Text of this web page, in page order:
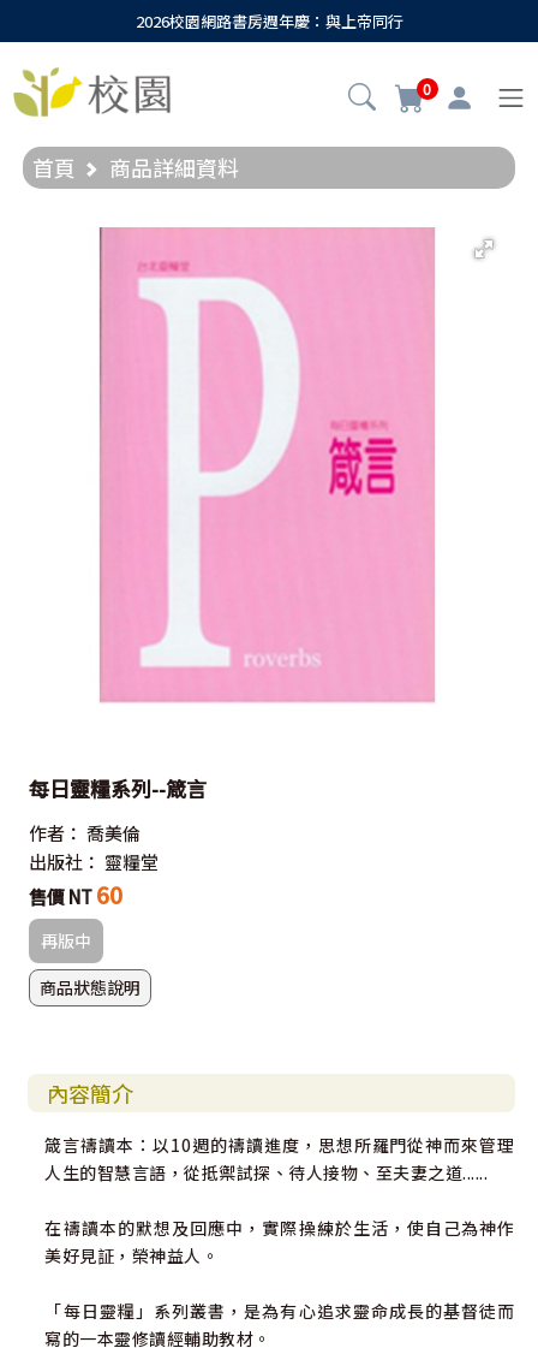
2026校園網路書房週年慶：與上帝同行
0
首頁 商品詳細資料
每日靈糧系列--箴言
作者： 喬美倫
出版社： 靈糧堂
售價 NT 60
再版中
商品狀態說明
內容簡介
箴言禱讀本：以10週的禱讀進度，思想所羅門從神而來管理
人生的智慧言語，從抵禦試探、待人接物、至夫妻之道......
在禱讀本的默想及回應中，實際操練於生活，使自己為神作
美好見証，榮神益人。
「每日靈糧」系列叢書，是為有心追求靈命成長的基督徒而
寫的一本靈修讀經輔助教材。